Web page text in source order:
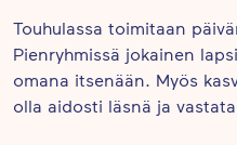
Touhulassa toimitaan
Pienryhmissä jokainen
omana itsenään. Myös
olla aidosti läsnä ja